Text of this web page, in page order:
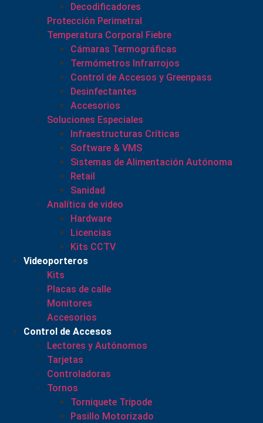
Decodificadores
Protección Perimetral
Temperatura Corporal Fiebre
Cámaras Termográficas
Termómetros Infrarrojos
Control de Accesos y Greenpass
Desinfectantes
Accesorios
Soluciones Especiales
Infraestructuras Críticas
Software & VMS
Sistemas de Alimentación Autónoma
Retail
Sanidad
Analítica de video
Hardware
Licencias
Kits CCTV
Videoporteros
Kits
Placas de calle
Monitores
Accesorios
Control de Accesos
Lectores y Autónomos
Tarjetas
Controladoras
Tornos
Torniquete Tripode
Pasillo Motorizado